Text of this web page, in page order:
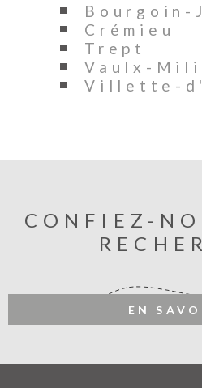
Bourgoin-
Crémieu
Trept
Vaulx-
Villette-
CONFIEZ-
EN